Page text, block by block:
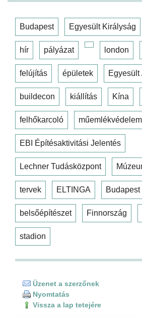
Budapest Egyesült Királyság
hír pályázat london
felújítás épületek Egyesült
buildecon kiállítás Kína
felhőkarcoló műemlékvédelem
EBI Építésaktivitási Jelentés
Lechner Tudásközpont
tervek ELTINGA Budapest
belsőépítészet Finnország
stadion
Üzenet a szerzőnek
Nyomtatás
Vissza a lap tetejére